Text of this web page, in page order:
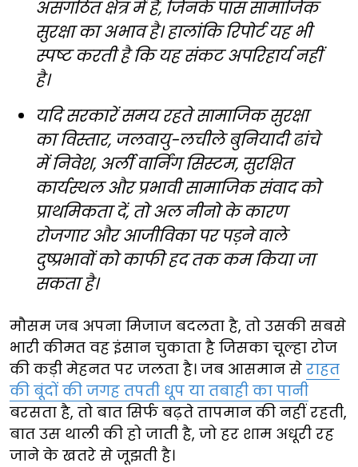
असंगठित क्षेत्र में हैं, जिनके पास सामाजिक
सुरक्षा का अभाव है। हालांकि रिपोर्ट यह भी
स्पष्ट करती है कि यह संकट अपरिहार्य नहीं
है।
यदि सरकारें समय रहते सामाजिक सुरक्षा
का विस्तार, जलवायु-लचीले बुनियादी ढांचे
में निवेश, अर्ली वार्निंग सिस्टम, सुरक्षित
कार्यस्थल और प्रभावी सामाजिक संवाद को
प्राथमिकता दें, तो अल नीनो के कारण
रोजगार और आजीविका पर पड़ने वाले
दुष्प्रभावों को काफी हद तक कम किया जा
सकता है।
मौसम जब अपना मिजाज बदलता है, तो उसकी सबसे
भारी कीमत वह इंसान चुकाता है जिसका चूल्हा रोज
की कड़ी मेहनत पर जलता है। जब आसमान से राहत
की बूंदों की जगह तपती धूप या तबाही का पानी
बरसता है, तो बात सिर्फ बढ़ते तापमान की नहीं रहती,
बात उस थाली की हो जाती है, जो हर शाम अधूरी रह
जाने के खतरे से जूझती है।